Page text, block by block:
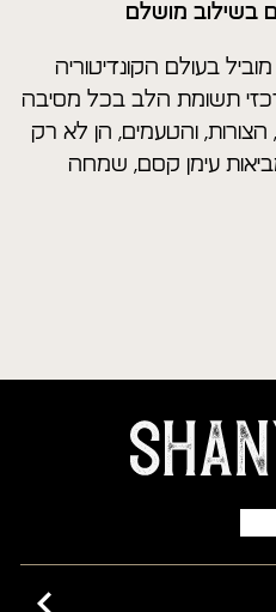
בשילוב מושלם
בעולם הקונדיטוריה
תשומת הלב בכל מסיבה
הצורות, והטעמים, הן לא רק
עימן קסם, שמחה